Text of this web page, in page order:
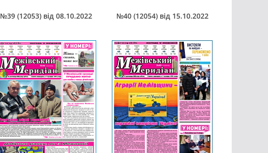
№39 (12053) від 08.10.2022 №40 (12054) від 15.10.2022